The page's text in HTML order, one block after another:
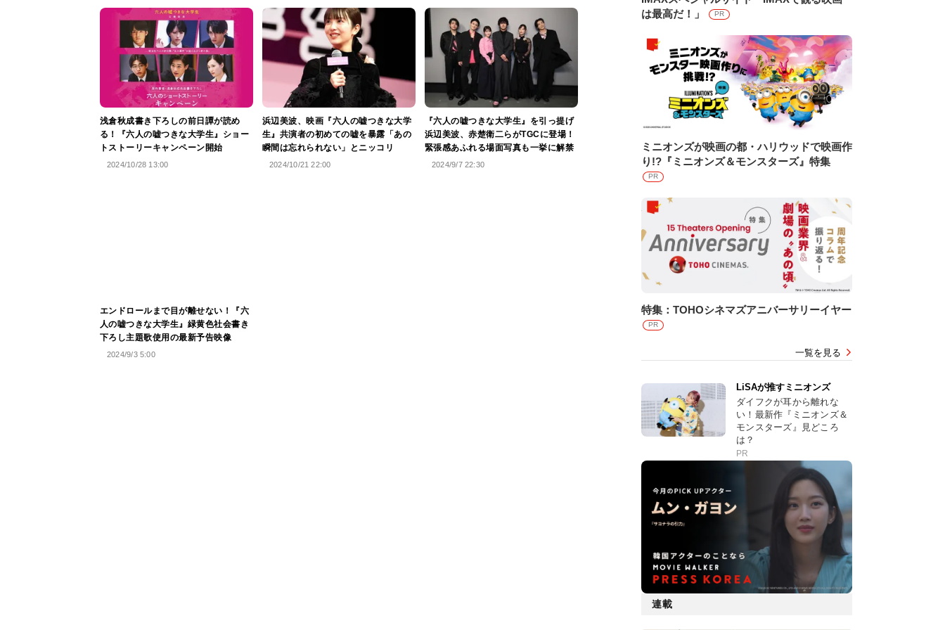
浅倉秋成書き下ろしの前日譚が読め
る！『六人の嘘つきな大学生』ショー
トストーリーキャンペーン開始
2024/10/28 13:00
浜辺美波、映画『六人の嘘つきな大学
生』共演者の初めての嘘を暴露「あの
瞬間は忘れられない」とニッコリ
2024/10/21 22:00
『六人の嘘つきな大学生』を引っ提げ
浜辺美波、赤楚衛二らがTGCに登場！
緊張感あふれる場面写真も一挙に解禁
2024/9/7 22:30
エンドロールまで目が離せない！『六
人の嘘つきな大学生』緑黄色社会書き
下ろし主題歌使用の最新予告映像
2024/9/3 5:00
は最高だ！」
PR
ミニオンズが映画の都・ハリウッドで映画作
り!?『ミニオンズ＆モンスターズ』特集
PR
特集：TOHOシネマズアニバーサリーイヤー
PR
一覧を見る
LiSAが推すミニオンズ
ダイフクが耳から離れな
い！最新作『ミニオンズ＆
モンスターズ』見どころ
は？
PR
連載